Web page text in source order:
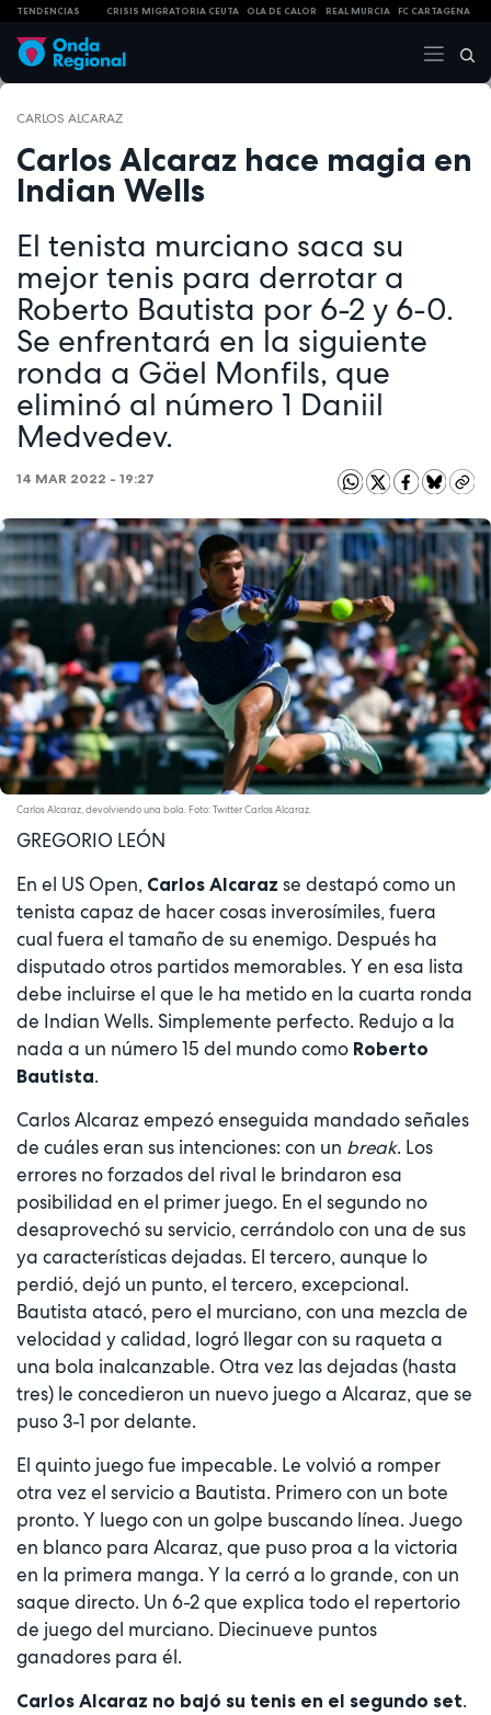
TENDENCIAS CRISIS MIGRATORIA CEUTA OLA DE CALOR REAL MURCIA FC CARTAGENA
CARLOS ALCARAZ
Carlos Alcaraz hace magia en
Indian Wells
El tenista murciano saca su
mejor tenis para derrotar a
Roberto Bautista por 6-2 y 6-0.
Se enfrentará en la siguiente
ronda a Gäel Monfils, que
eliminó al número 1 Daniil
Medvedev.
14 MAR 2022 - 19:27
Carlos Alcaraz, devolviendo una bola. Foto: Twitter Carlos Alcaraz.
GREGORIO LEÓN
En el US Open, Carlos Alcaraz se destapó como un
tenista capaz de hacer cosas inverosímiles, fuera
cual fuera el tamaño de su enemigo. Después ha
disputado otros partidos memorables. Y en esa lista
debe incluirse el que le ha metido en la cuarta ronda
de Indian Wells. Simplemente perfecto. Redujo a la
nada a un número 15 del mundo como Roberto
Bautista.
Carlos Alcaraz empezó enseguida mandado señales
de cuáles eran sus intenciones: con un break. Los
errores no forzados del rival le brindaron esa
posibilidad en el primer juego. En el segundo no
desaprovechó su servicio, cerrándolo con una de sus
ya características dejadas. El tercero, aunque lo
perdió, dejó un punto, el tercero, excepcional.
Bautista atacó, pero el murciano, con una mezcla de
velocidad y calidad, logró llegar con su raqueta a
una bola inalcanzable. Otra vez las dejadas (hasta
tres) le concedieron un nuevo juego a Alcaraz, que se
puso 3-1 por delante.
El quinto juego fue impecable. Le volvió a romper
otra vez el servicio a Bautista. Primero con un bote
pronto. Y luego con un golpe buscando línea. Juego
en blanco para Alcaraz, que puso proa a la victoria
en la primera manga. Y la cerró a lo grande, con un
saque directo. Un 6-2 que explica todo el repertorio
de juego del murciano. Diecinueve puntos
ganadores para él.
Carlos Alcaraz no bajó su tenis en el segundo set.